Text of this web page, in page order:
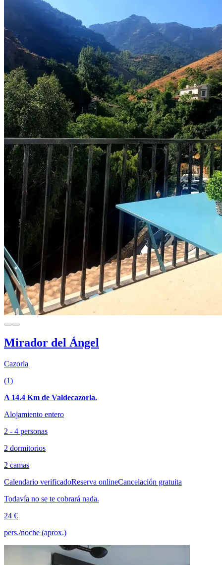
Mirador del Ángel
Cazorla
(1)
A 14.4 Km de Valdecazorla.
Alojamiento entero
2 - 4 personas
2 dormitorios
2 camas
Calendario verificadoReserva onlineCancelación gratuita
Todavía no se te cobrará nada.
24 €
pers./noche (aprox.)